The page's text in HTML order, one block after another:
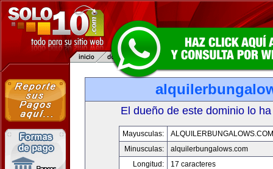
El dueño de este dominio lo
Mayusculas:
ALQUILERBUNGALOWS.COM
Minusculas:
alquilerbungalows.com
Longitud:
17 caracteres